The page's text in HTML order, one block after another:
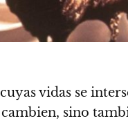
vidas se
sino